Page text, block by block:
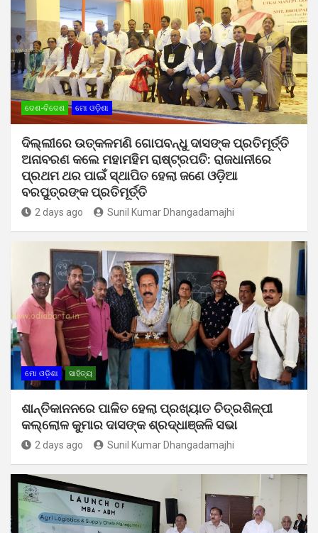
ଦେଶ-ବିଦେଶ ମୋ ଓଡ଼ିଶା
ଦିଲ୍ଲୀରେ ଉତ୍କଳମଣି ଗୋପବନ୍ଧୁ ଦାସଙ୍କ ପ୍ରତିମୂର୍ତ୍ତି
ଅନାବରଣ କଲେ ମହାମହିମ ରାଷ୍ଟ୍ରପତି: ରାଜଧାନୀରେ
ପ୍ରଥମ ଥର ପାଇଁ ସ୍ଥାପିତ ହେଲା ଜଣେ ଓଡ଼ିଆ
ବରପୁତ୍ରଙ୍କ ପ୍ରତିମୂର୍ତ୍ତି
2 days ago Sunil Kumar Dhangadamajhi
ମୋ ଓଡ଼ିଶା ସାହିତ୍ୟ
ଶାନ୍ତିକାନନରେ ପାଳିତ ହେଲା ପ୍ରଖ୍ୟାତ ଚିତ୍ରଶିଳ୍ପୀ
କଲ୍ଲୋଳ କୁମାର ଦାସଙ୍କ ଶ୍ରଦ୍ଧାଞ୍ଜଳି ସଭା
2 days ago Sunil Kumar Dhangadamajhi